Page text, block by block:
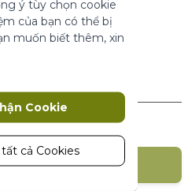
mới
KHOẢN
sử dụng để theo
hành động của
trang web. Cookie
dùng và thông tin
ý tùy chọn cookie
của bạn có thể bị
muốn biết thêm, xin
Cookie
cả Cookies